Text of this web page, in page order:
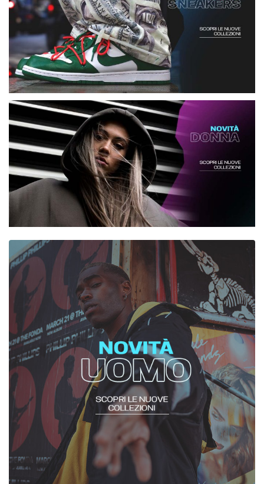
Pattinaggio
Ping Pong
Intimo
Sanitari